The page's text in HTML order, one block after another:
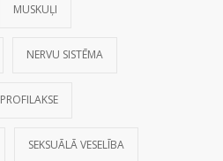
MUSKUĻI
NERVU SISTĒMA
PROFILAKSE
SEKSUĀLĀ VESELĪBA